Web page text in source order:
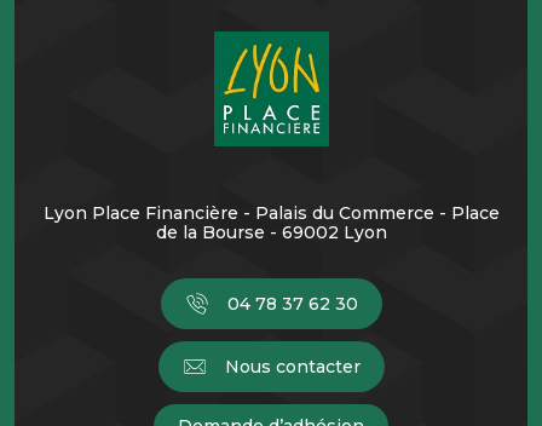
Lyon Place Financière - Palais du Commerce - Place
de la Bourse - 69002 Lyon
04 78 37 62 30
Nous contacter